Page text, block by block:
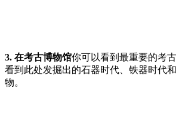
3. 在考古博物馆你可以看到最重要的考
看到此处发掘出的石器时代、铁器时代
物。